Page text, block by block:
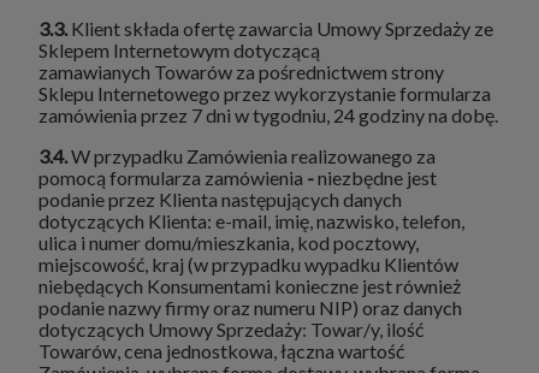
3.3. Klient składa ofertę zawarcia Umowy Sprzedaży ze
Sklepem Internetowym dotyczącą
zamawianych Towarów za pośrednictwem strony
Sklepu Internetowego przez wykorzystanie formularza
zamówienia przez 7 dni w tygodniu, 24 godziny na dobę.
3.4.W przypadku Zamówienia realizowanego za
pomocą formularza zamówienia -niezbędne jest
podanie przez Klienta następujących danych
dotyczących Klienta: e-mail, imię, nazwisko, telefon,
ulica i numer domu/mieszkania, kod pocztowy,
miejscowość, kraj (w przypadku wypadku Klientów
niebędących Konsumentami konieczne jest również
podanie nazwy firmy oraz numeru NIP) oraz danych
dotyczących Umowy Sprzedaży: Towar/y, ilość
Towarów, cena jednostkowa, łączna wartość